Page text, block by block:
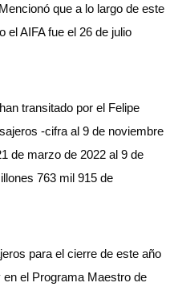
que a lo largo de este
el AIFA fue el 26 de julio
transitado por el Felipe
-cifra al 9 de noviembre
de marzo de 2022 al 9 de
763 mil 915 de
para el cierre de este año
el Programa Maestro de